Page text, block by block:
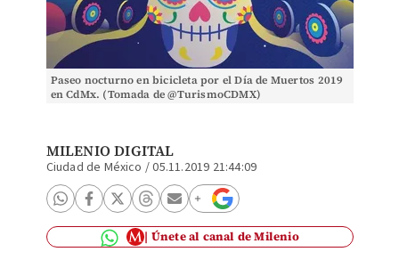
Paseo nocturno en bicicleta por el Día de Muertos 2019
en CdMx. (Tomada de @TurismoCDMX)
MILENIO DIGITAL
Ciudad de México /05.11.2019 21:44:09
Únete al canal de Milenio